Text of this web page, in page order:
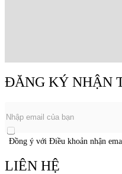
ĐĂNG KÝ NHẬN
Đồng ý với Điều khoản nhận
LIÊN HỆ